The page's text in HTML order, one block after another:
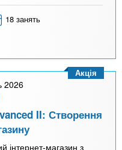
18 занять
2026
II: Створення
інтернет-магазин з
Акція